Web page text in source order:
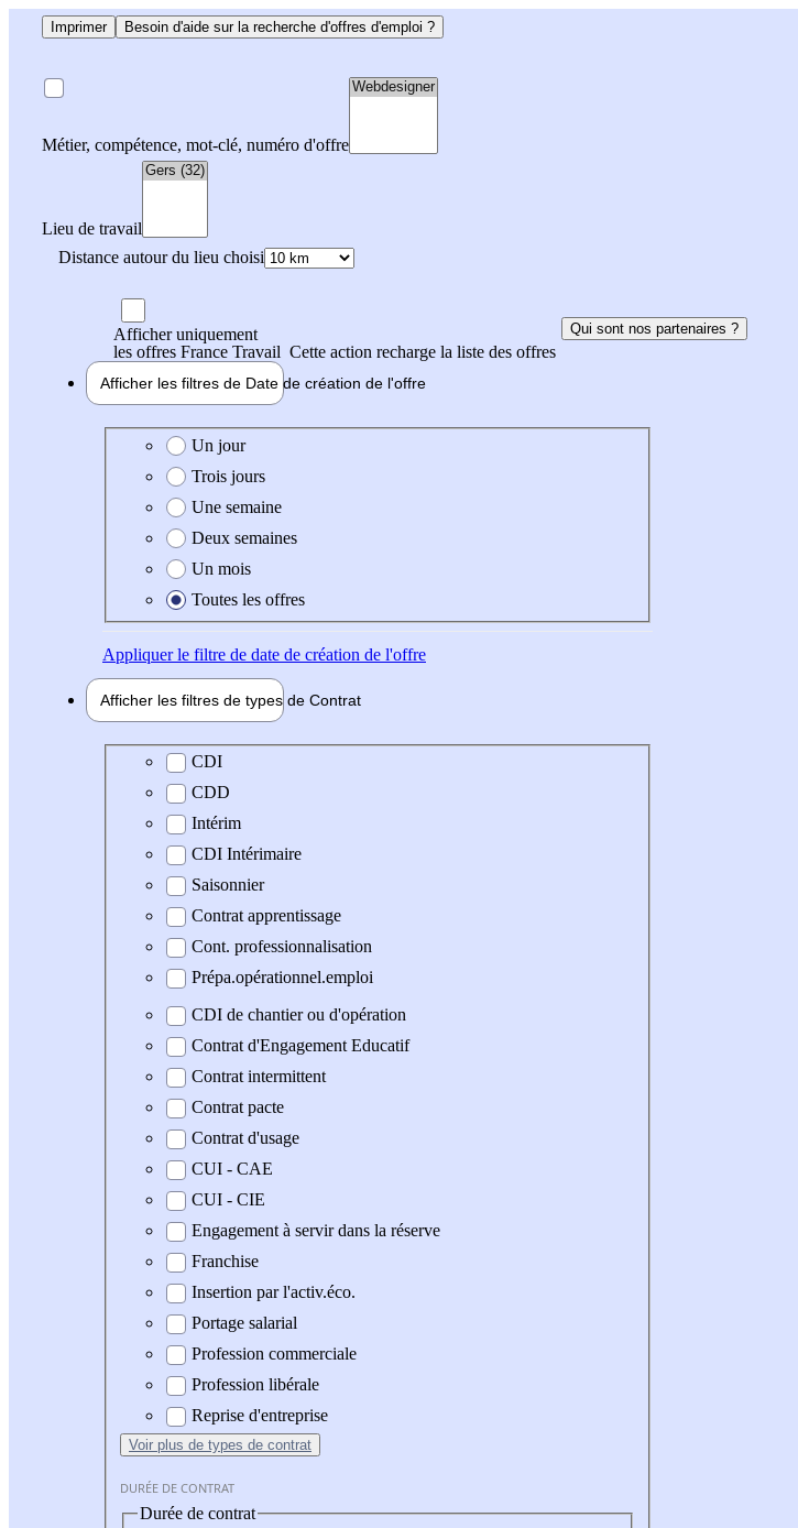
Imprimer Besoin d'aide sur la recherche d'offres d'emploi ?
Métier, compétence, mot-clé, numéro d'offre
Lieu de travail
Distance autour du lieu choisi
Afficher uniquement
les offres France Travail Cette action recharge la liste des offres
Qui sont nos partenaires ?
Afficher les filtres de Date de création de l'offre
Date de création de l'offre
Un jour
Trois jours
Une semaine
Deux semaines
Un mois
Toutes les offres
Appliquerle filtre de date de création de l'offre
Afficher les filtres de types de Contrat
Type de contrat
CDI
CDD
Intérim
CDI Intérimaire
Saisonnier
Contrat apprentissage
Cont. professionnalisation
Prépa.opérationnel.emploi
CDI de chantier ou d'opération
Contrat d'Engagement Educatif
Contrat intermittent
Contrat pacte
Contrat d'usage
CUI - CAE
CUI - CIE
Engagement à servir dans la réserve
Franchise
Insertion par l'activ.éco.
Portage salarial
Profession commerciale
Profession libérale
Reprise d'entreprise
Voir plus de types de contrat
DURÉE DE CONTRAT
Durée de contrat